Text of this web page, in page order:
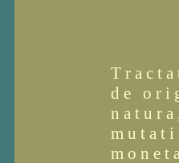
T r a c t a
d e o r i
n a t u r
m u t a t i
m o n e t